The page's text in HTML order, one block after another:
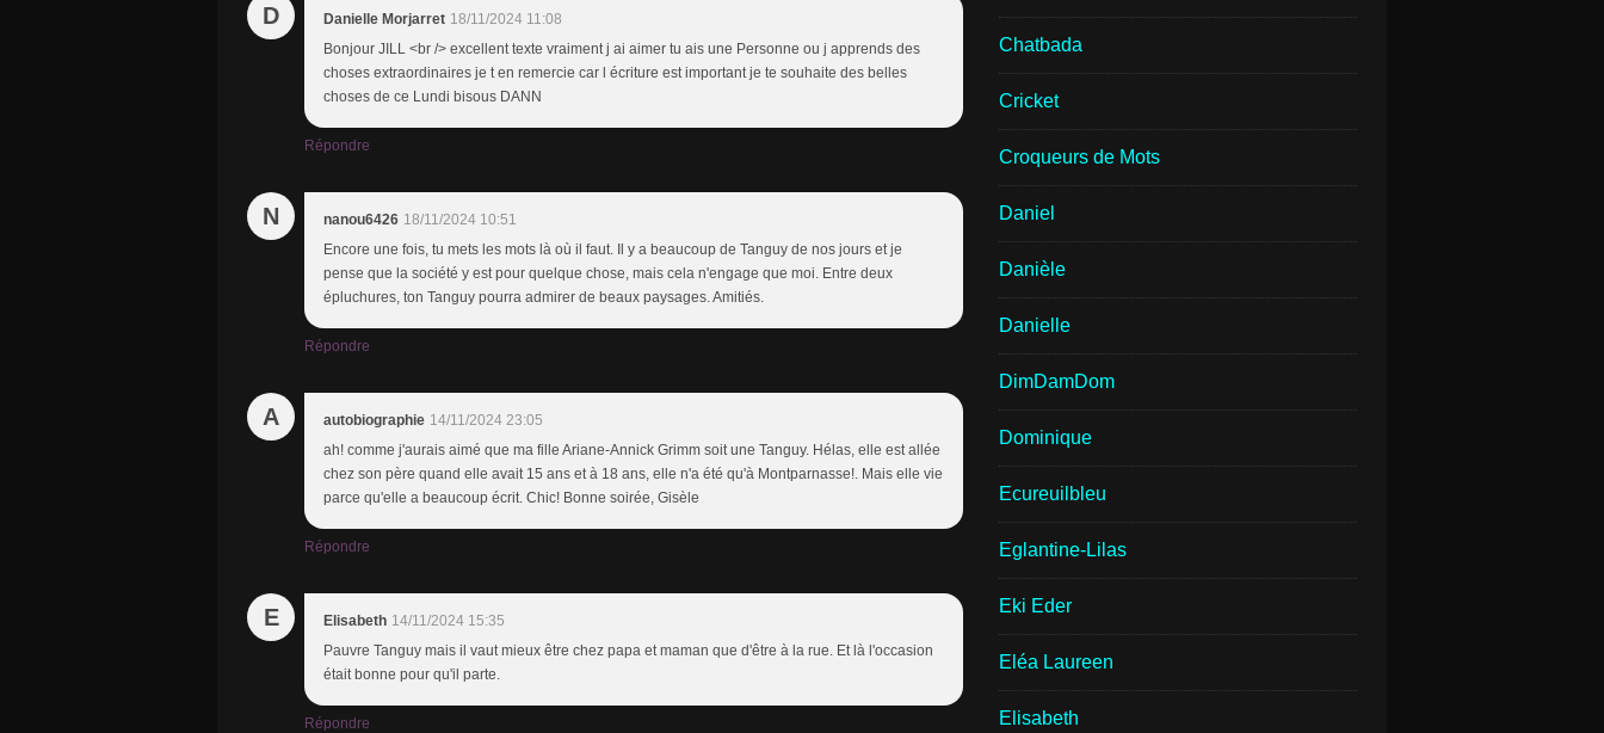
D Danielle Morjarret 18/11/2024 11:08
Bonjour JILL <br /> excellent texte vraiment j ai aimer tu ais une Personne ou j apprends des
choses extraordinaires je t en remercie car l écriture est important je te souhaite des belles
choses de ce Lundi bisous DANN
Répondre
N nanou6426 18/11/2024 10:51
Encore une fois, tu mets les mots là où il faut. Il y a beaucoup de Tanguy de nos jours et je
pense que la société y est pour quelque chose, mais cela n'engage que moi. Entre deux
épluchures, ton Tanguy pourra admirer de beaux paysages. Amitiés.
Répondre
A autobiographie 14/11/2024 23:05
ah! comme j'aurais aimé que ma fille Ariane-Annick Grimm soit une Tanguy. Hélas, elle est allée
chez son père quand elle avait 15 ans et à 18 ans, elle n'a été qu'à Montparnasse!. Mais elle vie
parce qu'elle a beaucoup écrit. Chic! Bonne soirée, Gisèle
Répondre
E Elisabeth 14/11/2024 15:35
Pauvre Tanguy mais il vaut mieux être chez papa et maman que d'être à la rue. Et là l'occasion
était bonne pour qu'il parte.
Répondre
Chatbada
Cricket
Croqueurs de Mots
Daniel
Danièle
Danielle
DimDamDom
Dominique
Ecureuilbleu
Eglantine-Lilas
Eki Eder
Eléa Laureen
Elisabeth